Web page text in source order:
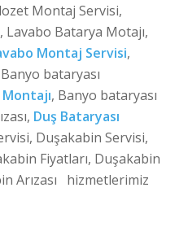
Montaj Servisi,
Lavabo Batarya Motajı,
Montaj Servisi,
bataryası
, Banyo bataryası
Duş Bataryası
Duşakabin Servisi,
Fiyatları, Duşakabin
Arızası hizmetlerimiz